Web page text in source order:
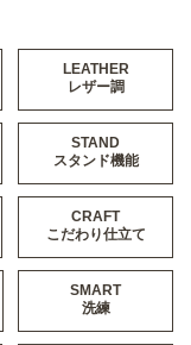
LEATHER
レザー調
STAND
スタンド機能
CRAFT
こだわり仕立て
SMART
洗練